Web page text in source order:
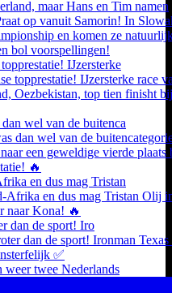
IJzersterke
wel van de buitenca
en dus mag Tristan
dan de sport! Iro
weer twee Nederlands